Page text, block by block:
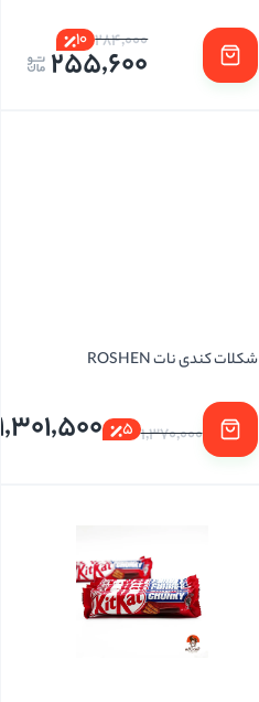
10 284,000
255,600
شکلات کندی نات ROSHEN
5 1,370,000
1,301,500